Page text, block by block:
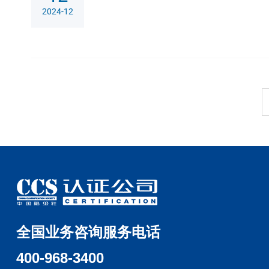
2024-12
全国业务咨询服务电话
400-968-3400